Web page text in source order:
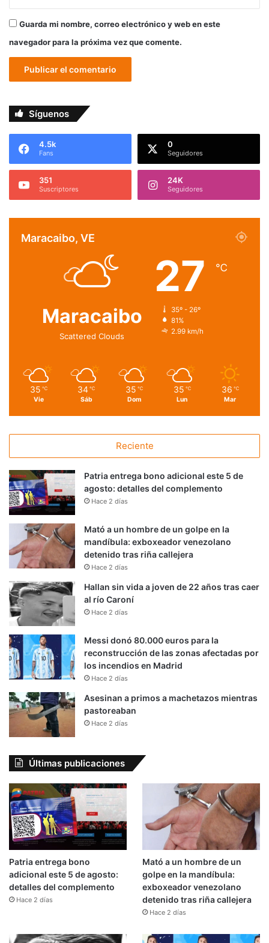
Guarda mi nombre, correo electrónico y web en este
navegador para la próxima vez que comente.
Síguenos
4.5k
Fans
0
Seguidores
351
Suscriptores
24K
Seguidores
Maracaibo, VE
Maracaibo
Scattered Clouds
27 ℃
35º - 26º
81%
2.99 km/h
35 ℃
Vie
34 ℃
Sáb
35 ℃
Dom
35 ℃
Lun
36 ℃
Mar
Reciente
Patria entrega bono adicional este 5 de
agosto: detalles del complemento
Hace 2 días
Mató a un hombre de un golpe en la
mandíbula: exboxeador venezolano
detenido tras riña callejera
Hace 2 días
Hallan sin vida a joven de 22 años tras caer
al río Caroní
Hace 2 días
Messi donó 80.000 euros para la
reconstrucción de las zonas afectadas por
los incendios en Madrid
Hace 2 días
Asesinan a primos a machetazos mientras
pastoreaban
Hace 2 días
Últimas publicaciones
Patria entrega bono
adicional este 5 de agosto:
detalles del complemento
Hace 2 días
Mató a un hombre de un
golpe en la mandíbula:
exboxeador venezolano
detenido tras riña callejera
Hace 2 días